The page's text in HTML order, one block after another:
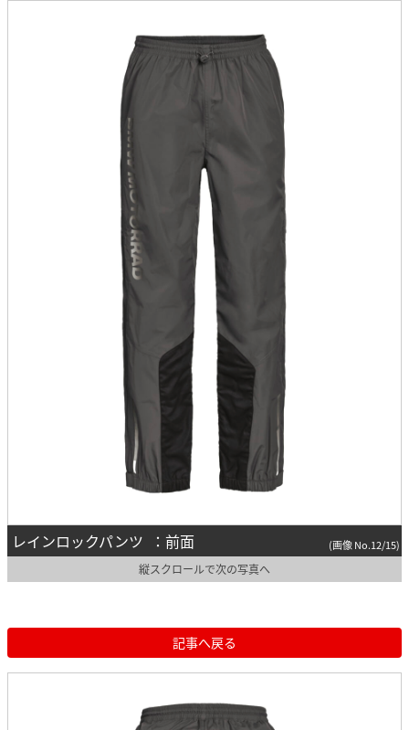
レインロックパンツ ：前面 (画像 No.12/15)
縦スクロールで次の写真へ
記事へ戻る